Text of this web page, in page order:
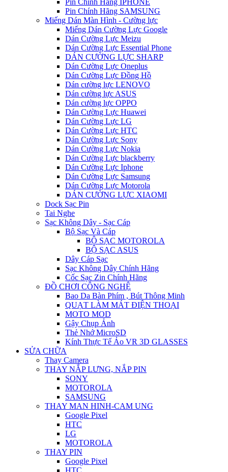
Pin Chính Hãng IPHONE
Pin Chính Hãng SAMSUNG
Miếng Dán Màn Hình - Cường lực
Miếng Dán Cường Lực Google
Dán Cường Lực Meizu
Dán Cường Lực Essential Phone
DÁN CƯỜNG LỰC SHARP
Dán Cường Lực Oneplus
Dán Cường Lực Đồng Hồ
Dán cường lực LENOVO
Dán cường lực ASUS
Dán cường lực OPPO
Dán Cường Lực Huawei
Dán Cường Lực LG
Dán Cường Lực HTC
Dán Cường Lực Sony
Dán Cường Lực Nokia
Dán Cường Lực blackberry
Dán Cường Lực Iphone
Dán Cường Lực Samsung
Dán Cường Lực Motorola
DÁN CƯỜNG LỰC XIAOMI
Dock Sạc Pin
Tai Nghe
Sạc Không Dây - Sạc Cáp
Bộ Sạc Và Cáp
BỘ SẠC MOTOROLA
BỘ SẠC ASUS
Dây Cáp Sạc
Sạc Không Dây Chính Hãng
Cốc Sạc Zin Chính Hãng
ĐỒ CHƠI CÔNG NGHỆ
Bao Da Bàn Phím , Bút Thông Minh
QUẠT LÀM MÁT ĐIỆN THOẠI
MOTO MOD
Gậy Chụp Ảnh
Thẻ Nhớ MicroSD
Kính Thực Tế Ảo VR 3D GLASSES
SỬA CHỮA
Thay Camera
THAY NẮP LƯNG, NẮP PIN
SONY
MOTOROLA
SAMSUNG
THAY MAN HINH-CAM UNG
Google Pixel
HTC
LG
MOTOROLA
THAY PIN
Google Pixel
HTC